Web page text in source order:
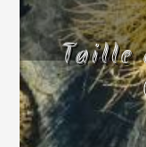
Taille